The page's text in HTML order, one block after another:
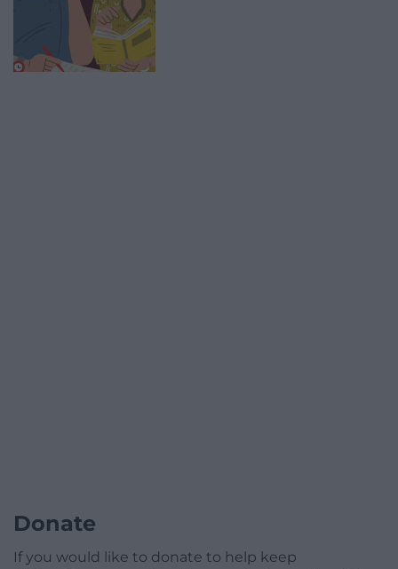
Donate
If you would like to donate to help keep